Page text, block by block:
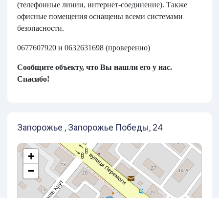
(телефонные линии, интернет-соединение). Также
офисные помещения оснащены всеми системами
безопасности.
0677607920 и 0632631698 (проверенно)
Сообщите объекту, что Вы нашли его у нас.
Спасибо!
Запорожье , Запорожье Победы, 24
+
−